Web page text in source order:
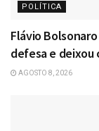
POLÍTICA
Flávio
defesa e deixou
AGOSTO 8, 2026